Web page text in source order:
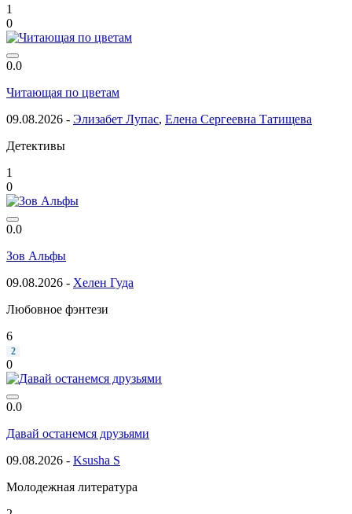
1
0
0.0
Читающая по цветам
09.08.2026 - Элизабет Лупас, Елена Сергеевна Татищева
Детективы
1
0
0.0
Зов Альфы
09.08.2026 - Хелен Гуда
Любовное фэнтези
6
2
0
0.0
Давай останемся друзьями
09.08.2026 - Ksusha S
Молодежная литература